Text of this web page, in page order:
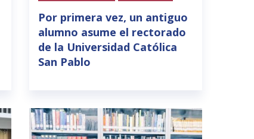
Por primera vez, un antiguo
alumno asume el rectorado
de la Universidad Católica
San Pablo